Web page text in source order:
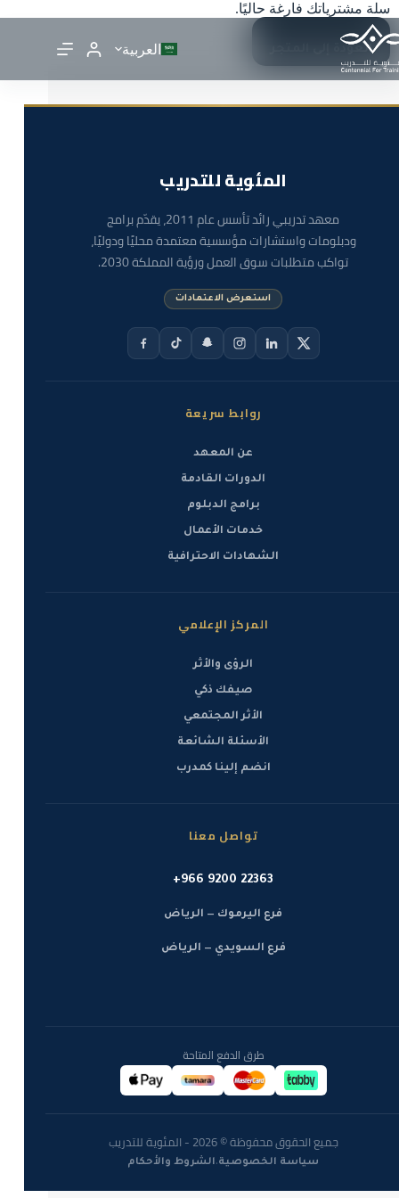
العربية
سلة مشترياتك فارغة حاليًا.
العودة إلى المتجر
المئوية للتدريب
معهد تدريبي رائد تأسس عام 2011، يقدّم برامج
ودبلومات واستشارات مؤسسية معتمدة محليًا ودوليًا،
تواكب متطلبات سوق العمل ورؤية المملكة 2030.
استعرض الاعتمادات
روابط سريعة
عن المعهد
الدورات القادمة
برامج الدبلوم
خدمات الأعمال
الشهادات الاحترافية
المركز الإعلامي
الرؤى والأثر
صيفك ذكي
الأثر المجتمعي
الأسئلة الشائعة
انضم إلينا كمدرب
تواصل معنا
+966 9200 22363
فرع اليرموك — الرياض
فرع السويدي — الرياض
طرق الدفع المتاحة
جميع الحقوق محفوظة © 2026 - المئوية للتدريب
سياسة الخصوصية·الشروط والأحكام